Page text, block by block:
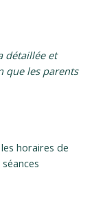
détaillée et
que les parents
horaires de